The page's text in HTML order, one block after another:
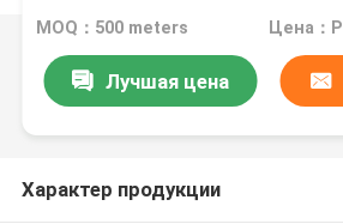
MOQ：500 meters
Лучшая цена
Характер продукции